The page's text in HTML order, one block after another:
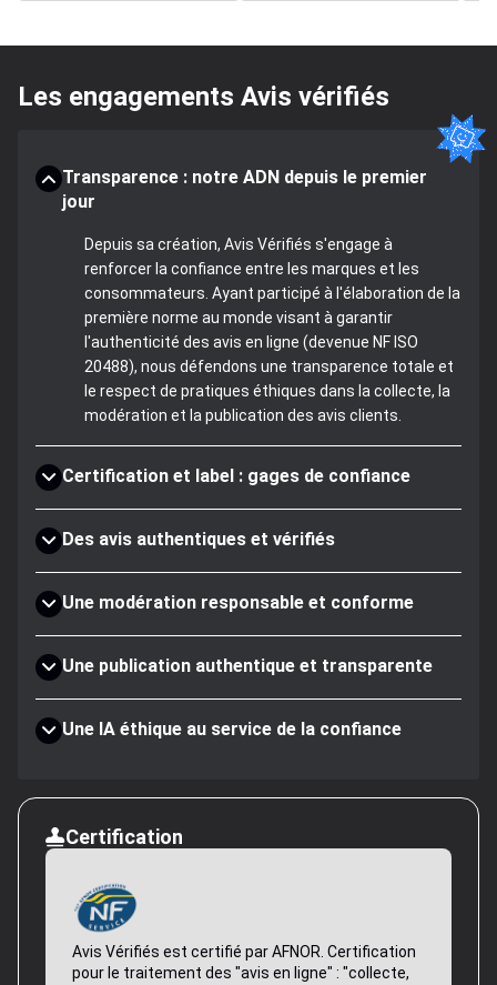
Les engagements Avis vérifiés
Transparence : notre ADN depuis le premier
jour
Depuis sa création, Avis Vérifiés s'engage à
renforcer la confiance entre les marques et les
consommateurs. Ayant participé à l'élaboration de la
première norme au monde visant à garantir
l'authenticité des avis en ligne (devenue NF ISO
20488), nous défendons une transparence totale et
le respect de pratiques éthiques dans la collecte, la
modération et la publication des avis clients.
Certification et label : gages de confiance
Des avis authentiques et vérifiés
Une modération responsable et conforme
Une publication authentique et transparente
Une IA éthique au service de la confiance
Certification
Avis Vérifiés est certifié par AFNOR. Certification
pour le traitement des "avis en ligne" : "collecte,